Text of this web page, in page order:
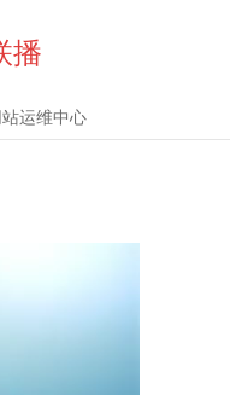
播
站运维中心